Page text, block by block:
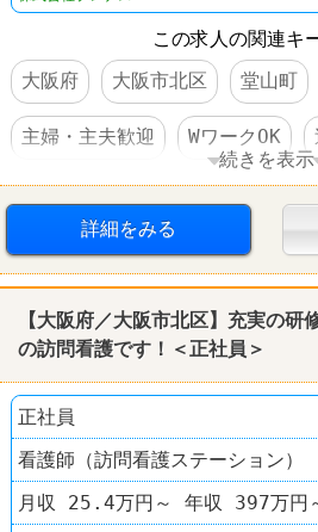
この求人の関連キ
大阪府
大阪市北区 堂山町
主婦・主夫歓迎 WワークOK
短時間でもＯＫ 社保完備
社員登用あり レ
続きを表示
詳細をみる
【大阪府／大阪市北区】充実の研
の訪問看護です！＜正社員＞
正社員
看護師（訪問看護ステーション）
月収 25.4万円～ 年収 397万円